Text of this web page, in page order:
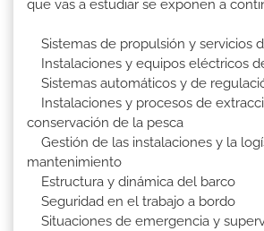
que vas a estudiar se exponen a
Sistemas de propulsión y servicios
Instalaciones y equipos eléctricos
Sistemas automáticos y de
Instalaciones y procesos de
conservación de la pesca
Gestión de las instalaciones y la
mantenimiento
Estructura y dinámica del barco
Seguridad en el trabajo a bordo
Situaciones de emergencia y